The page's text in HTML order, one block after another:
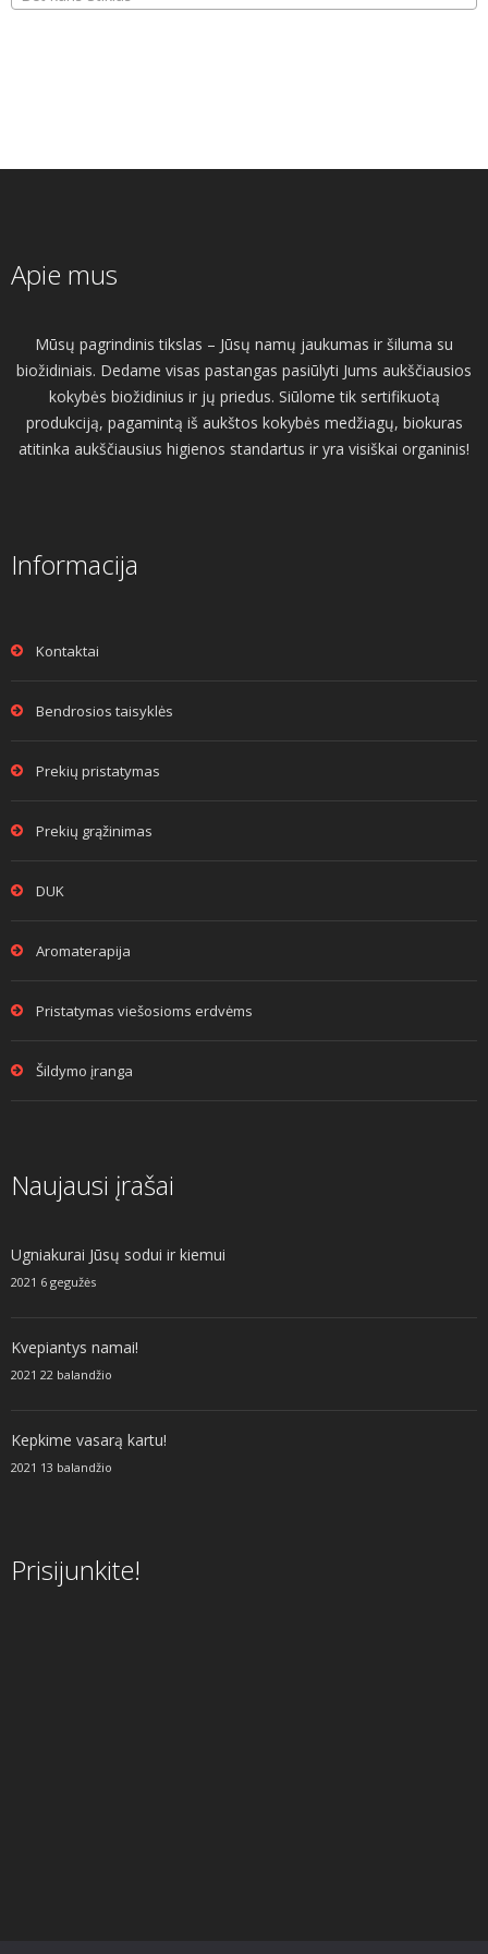
Apie mus
Mūsų pagrindinis tikslas – Jūsų namų jaukumas ir šiluma su
biožidiniais. Dedame visas pastangas pasiūlyti Jums aukščiausios
kokybės biožidinius ir jų priedus. Siūlome tik sertifikuotą
produkciją, pagamintą iš aukštos kokybės medžiagų, biokuras
atitinka aukščiausius higienos standartus ir yra visiškai organinis!
Informacija
Kontaktai
Bendrosios taisyklės
Prekių pristatymas
Prekių grąžinimas
DUK
Aromaterapija
Pristatymas viešosioms erdvėms
Šildymo įranga
Naujausi įrašai
Ugniakurai Jūsų sodui ir kiemui
2021 6 gegužės
Kvepiantys namai!
2021 22 balandžio
Kepkime vasarą kartu!
2021 13 balandžio
Prisijunkite!